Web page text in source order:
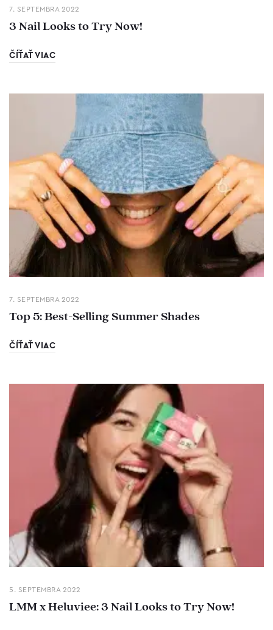
7. SEPTEMBRA 2022
3 Nail Looks to Try Now!
ČÍŤAŤ VIAC
7. SEPTEMBRA 2022
Top 5: Best-Selling Summer Shades
ČÍŤAŤ VIAC
5. SEPTEMBRA 2022
LMM x Heluviee: 3 Nail Looks to Try Now!